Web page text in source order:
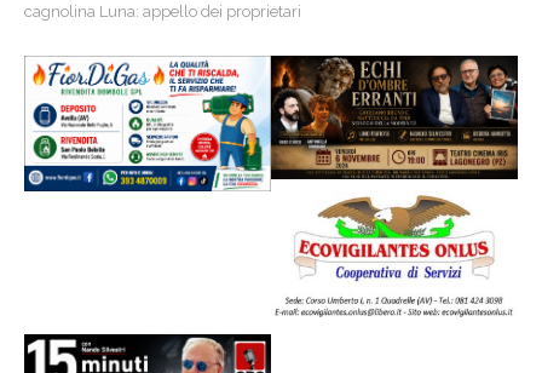
cagnolina Luna: appello dei proprietari